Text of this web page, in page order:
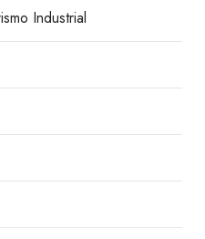
Industrial